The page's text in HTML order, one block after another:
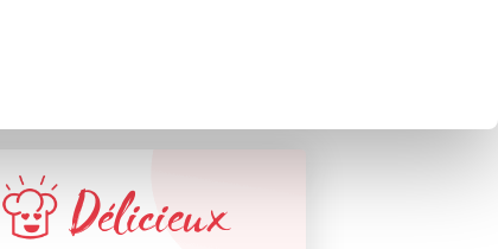
Délicieux